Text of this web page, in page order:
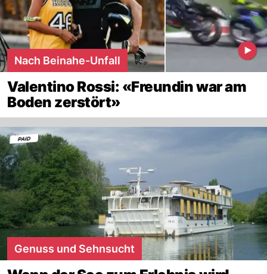
Nach Beinahe-Unfall
Valentino Rossi: «Freundin war am
Boden zerstört»
Genuss und Sehnsucht